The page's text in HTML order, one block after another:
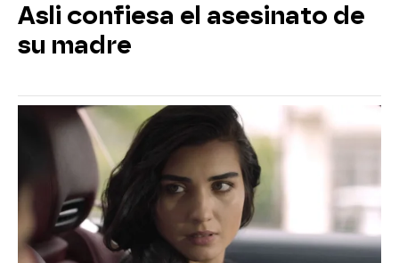
Asli confiesa el asesinato de
su madre